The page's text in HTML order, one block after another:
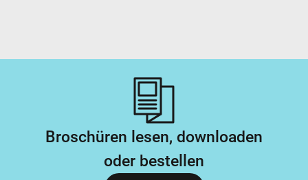
Broschüren lesen, downloaden
oder bestellen